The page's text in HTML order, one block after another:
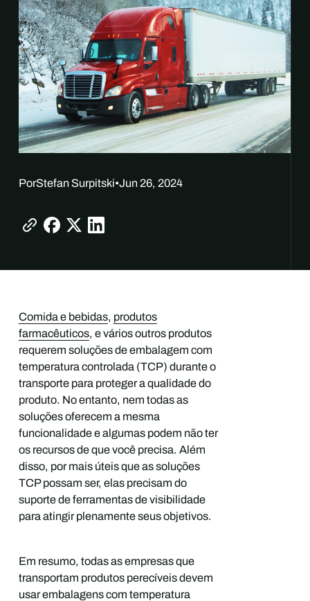
PorStefan Surpitski•Jun 26, 2024
Comida e bebidas, produtos
farmacêuticos, e vários outros produtos
requerem soluções de embalagem com
temperatura controlada (TCP) durante o
transporte para proteger a qualidade do
produto. No entanto, nem todas as
soluções oferecem a mesma
funcionalidade e algumas podem não ter
os recursos de que você precisa. Além
disso, por mais úteis que as soluções
TCP possam ser, elas precisam do
suporte de ferramentas de visibilidade
para atingir plenamente seus objetivos.
Em resumo, todas as empresas que
transportam produtos perecíveis devem
usar embalagens com temperatura